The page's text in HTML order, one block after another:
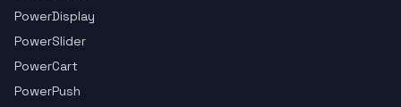
PowerDisplay
PowerSlider
PowerCart
PowerPush